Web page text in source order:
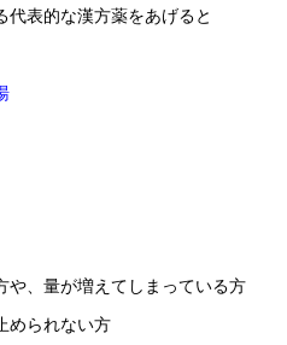
代表的な漢方薬をあげると
や、量が増えてしまっている方
められない方